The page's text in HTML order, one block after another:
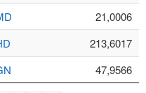
21,0006
213,6017
47,9566